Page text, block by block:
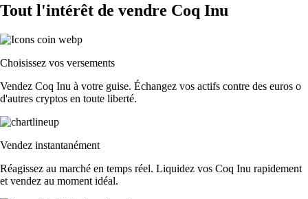
Tout l'intérêt de vendre Coq Inu
Choisissez vos versements
Vendez Coq Inu à votre guise. Échangez vos actifs contre des euros o
d'autres cryptos en toute liberté.
Vendez instantanément
Réagissez au marché en temps réel. Liquidez vos Coq Inu rapidement
et vendez au moment idéal.